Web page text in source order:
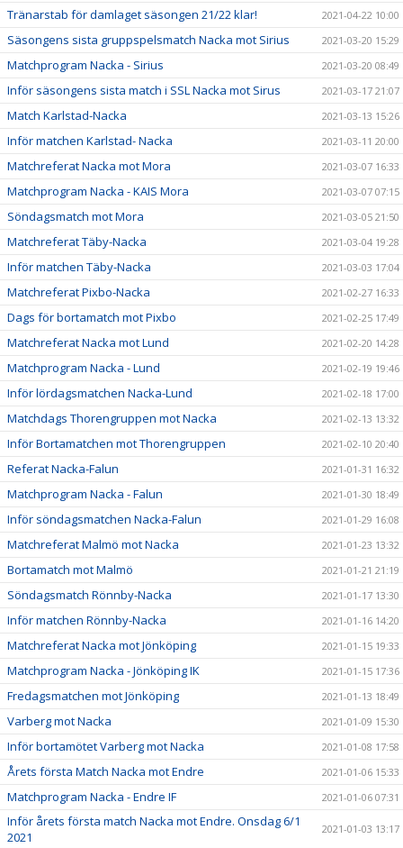
Tränarstab för damlaget säsongen 21/22 klar! 2021-04-22 10:00
Säsongens sista gruppspelsmatch Nacka mot Sirius 2021-03-20 15:29
Matchprogram Nacka - Sirius 2021-03-20 08:49
Inför säsongens sista match i SSL Nacka mot Sirus 2021-03-17 21:07
Match Karlstad-Nacka 2021-03-13 15:26
Inför matchen Karlstad- Nacka 2021-03-11 20:00
Matchreferat Nacka mot Mora 2021-03-07 16:33
Matchprogram Nacka - KAIS Mora 2021-03-07 07:15
Söndagsmatch mot Mora 2021-03-05 21:50
Matchreferat Täby-Nacka 2021-03-04 19:28
Inför matchen Täby-Nacka 2021-03-03 17:04
Matchreferat Pixbo-Nacka 2021-02-27 16:33
Dags för bortamatch mot Pixbo 2021-02-25 17:49
Matchreferat Nacka mot Lund 2021-02-20 14:28
Matchprogram Nacka - Lund 2021-02-19 19:46
Inför lördagsmatchen Nacka-Lund 2021-02-18 17:00
Matchdags Thorengruppen mot Nacka 2021-02-13 13:32
Inför Bortamatchen mot Thorengruppen 2021-02-10 20:40
Referat Nacka-Falun 2021-01-31 16:32
Matchprogram Nacka - Falun 2021-01-30 18:49
Inför söndagsmatchen Nacka-Falun 2021-01-29 16:08
Matchreferat Malmö mot Nacka 2021-01-23 13:32
Bortamatch mot Malmö 2021-01-21 21:19
Söndagsmatch Rönnby-Nacka 2021-01-17 13:30
Inför matchen Rönnby-Nacka 2021-01-16 14:20
Matchreferat Nacka mot Jönköping 2021-01-15 19:33
Matchprogram Nacka - Jönköping IK 2021-01-15 17:36
Fredagsmatchen mot Jönköping 2021-01-13 18:49
Varberg mot Nacka 2021-01-09 15:30
Inför bortamötet Varberg mot Nacka 2021-01-08 17:58
Årets första Match Nacka mot Endre 2021-01-06 15:33
Matchprogram Nacka - Endre IF 2021-01-06 07:31
Inför årets första match Nacka mot Endre. Onsdag 6/1
2021
2021-01-03 13:17